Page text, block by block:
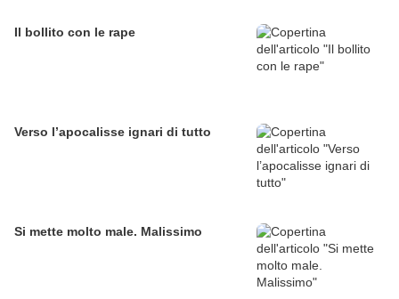
Il bollito con le rape
Verso l’apocalisse ignari di tutto
Si mette molto male. Malissimo